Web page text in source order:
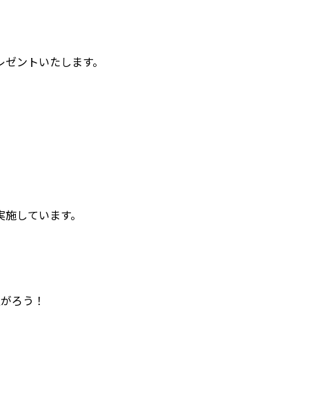
ントいたします。
しています。
ろう！